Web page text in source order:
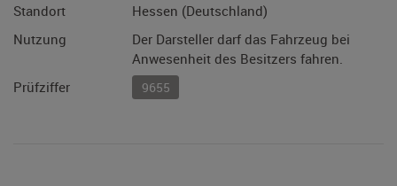
Standort
Hessen (Deutschland)
Nutzung
Der Darsteller darf das Fahrzeug bei
Anwesenheit des Besitzers fahren.
Prüfziffer
9655